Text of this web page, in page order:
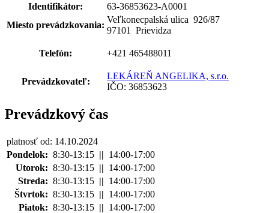
Identifikátor:
63-36853623-A0001
Miesto prevádzkovania:
Veľkonecpalská ulica 926/87
97101 Prievidza
Telefón: +421 465488011
Prevádzkovateľ:
LEKÁREŇ ANGELIKA, s.r.o.
IČO: 36853623
Prevádzkový čas
platnosť od: 14.10.2024
Pondelok: 8:30-13:15 || 14:00-17:00
Utorok: 8:30-13:15 || 14:00-17:00
Streda: 8:30-13:15 || 14:00-17:00
Štvrtok: 8:30-13:15 || 14:00-17:00
Piatok: 8:30-13:15 || 14:00-17:00